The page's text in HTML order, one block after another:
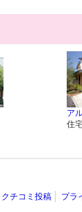
ア
住
クチコミ投稿 プラ